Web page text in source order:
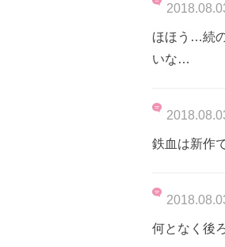
ほほう…続
いな…
鉄血は新作
何となく後